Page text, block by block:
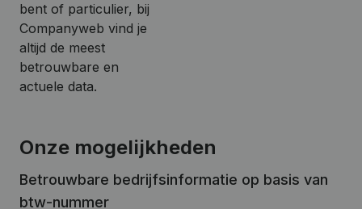
bent of particulier, bij
Companyweb vind je
altijd de meest
betrouwbare en
actuele data.
Onze mogelijkheden
Betrouwbare bedrijfsinformatie op basis van
btw-nummer